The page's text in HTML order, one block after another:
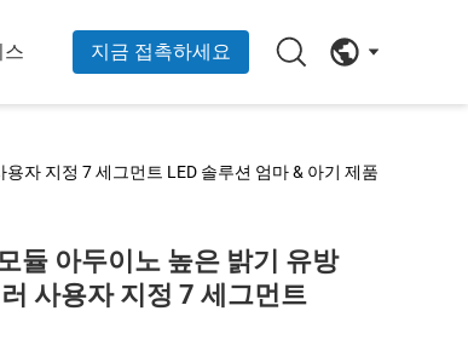
스 지금 접촉하세요
자 지정 7 세그먼트 LED 솔루션 엄마 & 아기 제품
듈 아두이노 높은 밝기 유방
사용자 지정 7 세그먼트